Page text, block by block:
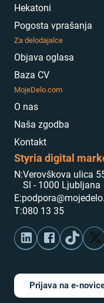
Hekatoni
Pogosta vprašanja
Za delodajalce
Objava oglasa
Baza CV
MojeDelo.com
O nas
Naša zgodba
Kontakt
Styria digital
N:Verovškova ulica
Sl - 1000 Ljubljana
E:
T:080 13 35
Prijava na e-